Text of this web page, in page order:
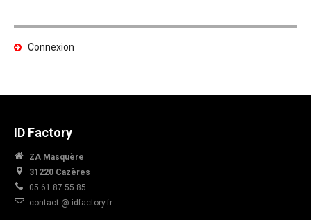
Connexion
ID Factory
ZA Masquère
31220 Cazères
05 61 87 55 85
contact @ idfactory.fr